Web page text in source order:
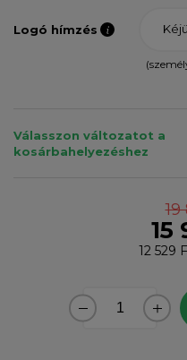
Logó hímzés
Válasszon változatot a
kosárbahelyezéshez
15
12 529